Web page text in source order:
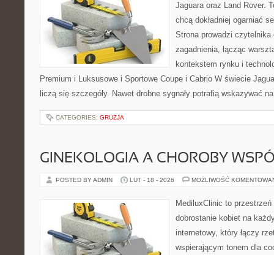
Jaguara oraz Land Rover.
chcą dokładniej ogarniać
Strona prowadzi
zagadnienia, łącząc
kontekstem rynku i
Premium i Luksusowe i Sportowe Coupe i Cabrio W świecie
liczą się szczegóły. Nawet drobne sygnały potrafią wskazywać
CATEGORIES: GRUZJA
GINEKOLOGIA A CHOROBY
POSTED BY ADMIN LUT - 18 - 2026 MOŻLIWOŚĆ
MediluxClinic to
dobrostanie kobiet na
internetowy, który łączy
wspierającym tonem dla